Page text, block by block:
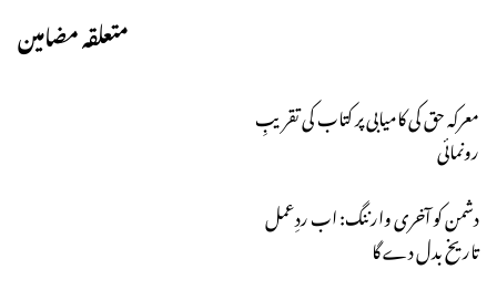
متعلقہ مضامین
معرکہ حق کی کامیابی پر کتاب کی تقریبِ
رونمائی
دشمن کو آخری وارننگ: اب ردِعمل
تاریخ بدل دے گا